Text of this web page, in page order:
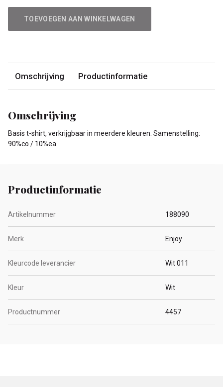
TOEVOEGEN AAN WINKELWAGEN
Omschrijving Productinformatie
Omschrijving
Basis t-shirt, verkrijgbaar in meerdere kleuren. Samenstelling:
90%co / 10%ea
Productinformatie
Artikelnummer 188090
Merk Enjoy
Kleurcode leverancier Wit 011
Kleur Wit
Productnummer 4457